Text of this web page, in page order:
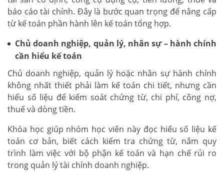
báo cáo tài chính. Đây là bước quan trọng để nâng cấp
từ kế toán phần hành lên kế toán tổng hợp.
Chủ doanh nghiệp, quản lý, nhân sự – hành chính
cần hiểu kế toán
Chủ doanh nghiệp, quản lý hoặc nhân sự hành chính
không nhất thiết phải làm kế toán chi tiết, nhưng cần
hiểu số liệu để kiểm soát chứng từ, chi phí, công nợ,
thuế và dòng tiền.
Khóa học giúp nhóm học viên này đọc hiểu số liệu kế
toán cơ bản, biết cách kiểm tra chứng từ, nắm quy
trình làm việc với bộ phận kế toán và hạn chế rủi ro
trong quản lý tài chính doanh nghiệp.